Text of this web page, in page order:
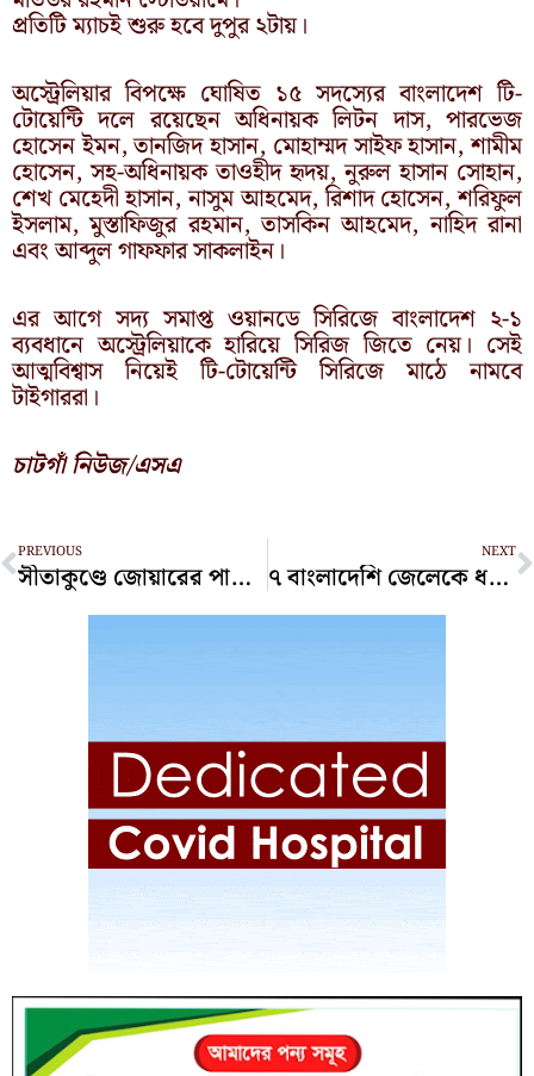
প্রতিটি ম্যাচই শুরু হবে দুপুর ২টায়।
অস্ট্রেলিয়ার বিপক্ষে ঘোষিত ১৫ সদস্যের বাংলাদেশ টি-
টোয়েন্টি দলে রয়েছেন অধিনায়ক লিটন দাস, পারভেজ
হোসেন ইমন, তানজিদ হাসান, মোহাম্মদ সাইফ হাসান, শামীম
হোসেন, সহ-অধিনায়ক তাওহীদ হৃদয়, নুরুল হাসান সোহান,
শেখ মেহেদী হাসান, নাসুম আহমেদ, রিশাদ হোসেন, শরিফুল
ইসলাম, মুস্তাফিজুর রহমান, তাসকিন আহমেদ, নাহিদ রানা
এবং আব্দুল গাফফার সাকলাইন।
এর আগে সদ্য সমাপ্ত ওয়ানডে সিরিজে বাংলাদেশ ২-১
ব্যবধানে অস্ট্রেলিয়াকে হারিয়ে সিরিজ জিতে নেয়। সেই
আত্মবিশ্বাস নিয়েই টি-টোয়েন্টি সিরিজে মাঠে নামবে
টাইগাররা।
চাটগাঁ নিউজ/এসএ
Prev
PREVIOUS
সীতাকুণ্ডে জোয়ারের পানিতে ভেসে এলো অজ্ঞাত যুবকের লাশ!
NEXT
৭ বাংলাদেশি জেলেকে ধরে নিয়ে গেছে আরাকান আর্মি